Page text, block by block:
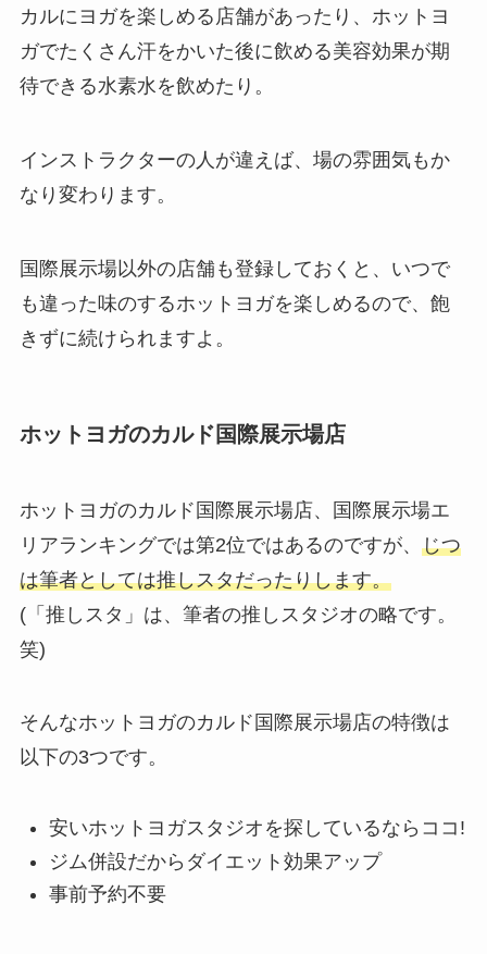
カルにヨガを楽しめる店舗があったり、ホットヨ
ガでたくさん汗をかいた後に飲める美容効果が期
待できる水素水を飲めたり。
インストラクターの人が違えば、場の雰囲気もか
なり変わります。
国際展示場以外の店舗も登録しておくと、いつで
も違った味のするホットヨガを楽しめるので、飽
きずに続けられますよ。
ホットヨガのカルド国際展示場店
ホットヨガのカルド国際展示場店、国際展示場エ
リアランキングでは第2位ではあるのですが、 じつ
は筆者としては推しスタだったりします。
(「推しスタ」は、筆者の推しスタジオの略です。
笑)
そんなホットヨガのカルド国際展示場店の特徴は
以下の3つです。
安いホットヨガスタジオを探しているならココ!
ジム併設だからダイエット効果アップ
事前予約不要